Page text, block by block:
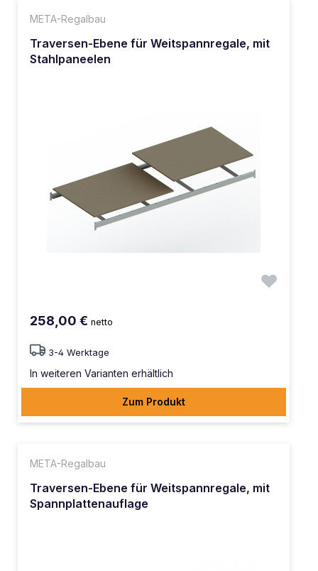
META-Regalbau
Traversen-Ebene für Weitspannregale, mit
Stahlpaneelen
258,00 € netto
3-4 Werktage
In weiteren Varianten erhältlich
Zum Produkt
META-Regalbau
Traversen-Ebene für Weitspannregale, mit
Spannplattenauflage